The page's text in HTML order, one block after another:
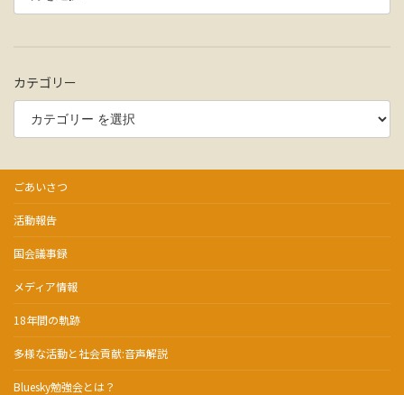
カテゴリー
ごあいさつ
活動報告
国会議事録
メディア情報
18年間の軌跡
多様な活動と社会貢献:音声解説
Bluesky勉強会とは？